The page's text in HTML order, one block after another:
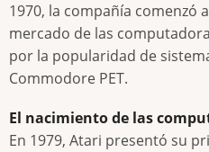
1970, la compañía comenzó
mercado de las
por la popularidad de
Commodore PET.
El nacimiento de las
En 1979, Atari presentó su